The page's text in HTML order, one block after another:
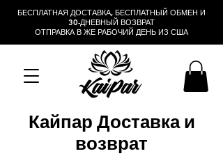
БЕСПЛАТНАЯ ДОСТАВКА, БЕСПЛАТНЫЙ ОБМЕН И
30-ДНЕВНЫЙ ВОЗВРАТ
ОТПРАВКА В ЖЕ РАБОЧИЙ ДЕНЬ ИЗ США
Кайпар Доставка и
возврат